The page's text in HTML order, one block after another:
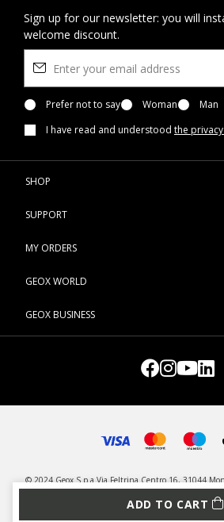
ADD TO CART
Sign up for our newsletter: you will
welcome discount.
Prefer not to say Woman
Man
I have read and understood the
SHOP
SUPPORT
MY ORDERS
GEOX WORLD
GEOX BUSINESS
© 2024 Geox S.p.a Via Feltrina Centro 16, 31044
03348440268 - All rights